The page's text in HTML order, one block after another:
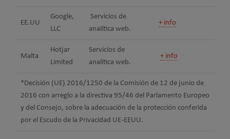
EE.UU
Google,
LLC
Servicios de
analítica web.
+ info
Malta
Hotjar
Limited
Servicios de
analítica web.
+ info
*Decisión (UE) 2016/1250 de la Comisión de 12 de junio de
2016 con arreglo a la directiva 95/46 del Parlamento Europeo
y del Consejo, sobre la adecuación de la protección conferida
por el Escudo de la Privacidad UE-EEUU.